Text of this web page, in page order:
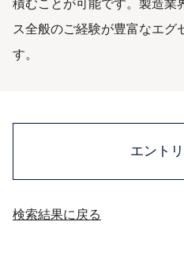
積むことが可能です。製造業
ス全般のご経験が豊富なエグ
す。
エント
検索結果に戻る